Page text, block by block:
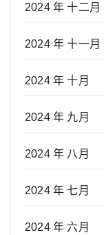
2024 年 十二月
2024 年 十一月
2024 年 十月
2024 年 九月
2024 年 八月
2024 年 七月
2024 年 六月